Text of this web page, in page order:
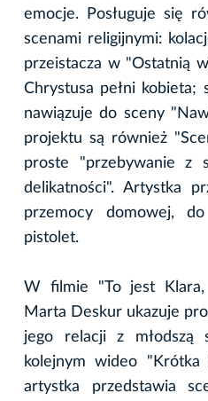
emocje. Posługuje się
scenami religijnymi:
przeistacza w "Ostatnią
Chrystusa pełni kobieta;
nawiązuje do sceny
projektu są również
proste "przebywanie z
delikatności". Artystka
przemocy domowej,
pistolet.
W filmie "To jest
Marta Deskur ukazuje
jego relacji z młodszą
kolejnym wideo "Krótka
artystka przedstawia